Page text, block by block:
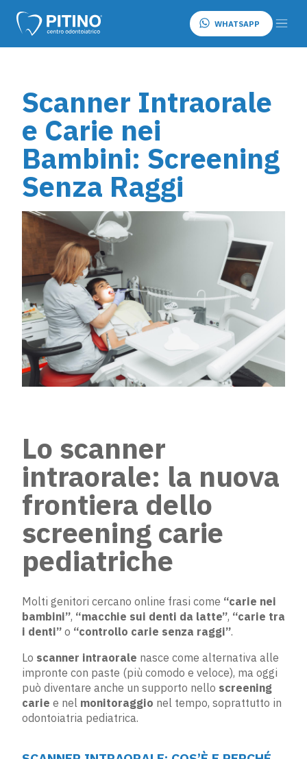
WHATSAPP
Scanner Intraorale
e Carie nei
Bambini: Screening
Senza Raggi
Lo scanner
intraorale: la nuova
frontiera dello
screening carie
pediatriche
Molti genitori cercano online frasi come “carie nei
bambini”, “macchie sui denti da latte”, “carie tra
i denti” o “controllo carie senza raggi”.
Lo scanner intraorale nasce come alternativa alle
impronte con paste (più comodo e veloce), ma oggi
può diventare anche un supporto nello screening
carie e nel monitoraggio nel tempo, soprattutto in
odontoiatria pediatrica.